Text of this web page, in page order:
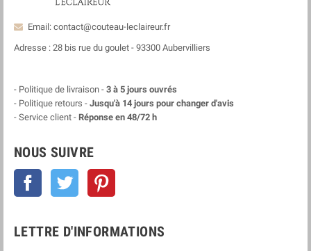
Email: contact@couteau-leclaireur.fr
Adresse : 28 bis rue du goulet - 93300 Aubervilliers
- Politique de livraison - 3 à 5 jours ouvrés
- Politique retours - Jusqu'à 14 jours pour changer d'avis
- Service client - Réponse en 48/72 h
NOUS SUIVRE
Facebook Twitter
LETTRE D'INFORMATIONS